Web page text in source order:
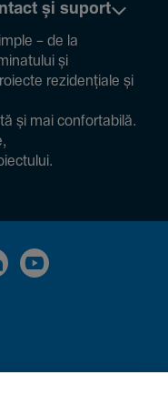
și suport
– de la
și
rezi­den­țiale și
și mai confor­ta­bilă.